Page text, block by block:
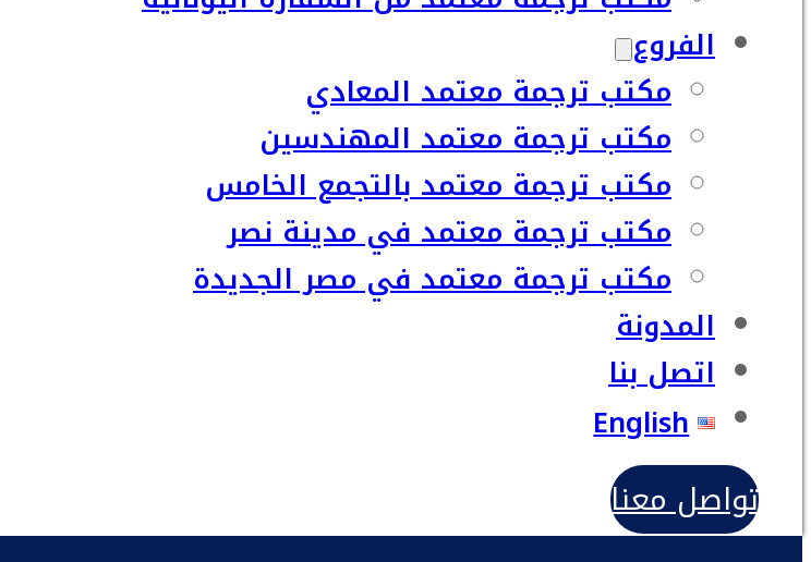
الفروع
مكتب ترجمة معتمد المعادي
مكتب ترجمة معتمد المهندسين
مكتب ترجمة معتمد بالتجمع الخامس
مكتب ترجمة معتمد في مدينة نصر
مكتب ترجمة معتمد في مصر الجديدة
المدونة
اتصل بنا
English
تواصل معنا